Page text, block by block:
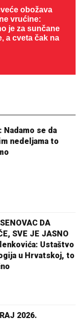
obožava
vrućine:
je za sunčane
a cveta čak na
Nadamo se da
nedeljama to
DA
SVE JE JASNO
Ustaštvo
u Hrvatskoj, to
2026.